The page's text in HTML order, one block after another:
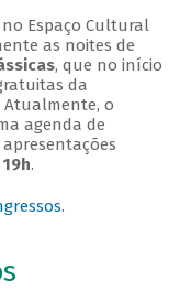
Espaço Cultural
as noites de
, que no início
da
Atualmente, o
agenda de
.
.